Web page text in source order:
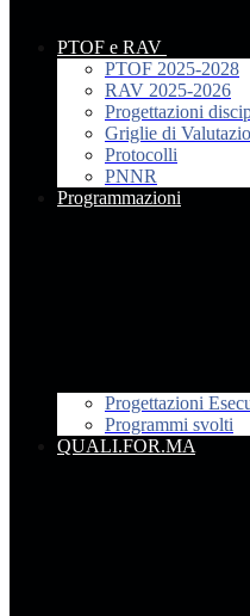
PTOF e RAV
PTOF 2025-2028
RAV 2025-2026
Progettazioni
Griglie di
Protocolli
PNNR
Programmazioni
Progettazioni
Programmi svolti
QUALI.FOR.MA